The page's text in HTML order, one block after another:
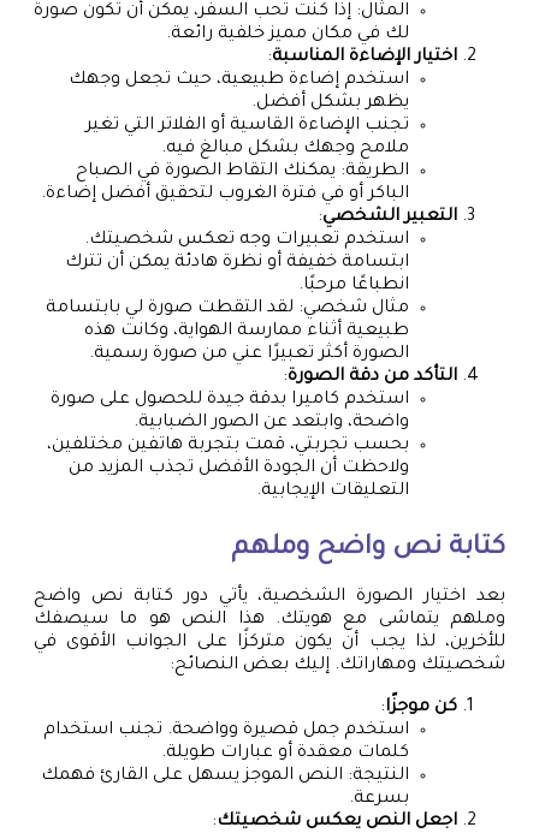
المثال: إذا كنت تحب السفر، يمكن أن تكون صورة
لك في مكان مميز خلفية رائعة.
اختيار الإضاءة المناسبة:
استخدم إضاءة طبيعية، حيث تجعل وجهك
يظهر بشكل أفضل.
تجنب الإضاءة القاسية أو الفلاتر التي تغير
ملامح وجهك بشكل مبالغ فيه.
الطريقة: يمكنك التقاط الصورة في الصباح
الباكر أو في فترة الغروب لتحقيق أفضل إضاءة.
التعبير الشخصي:
استخدم تعبيرات وجه تعكس شخصيتك.
ابتسامة خفيفة أو نظرة هادئة يمكن أن تترك
انطباعًا مرحبًا.
مثال شخصي: لقد التقطت صورة لي بابتسامة
طبيعية أثناء ممارسة الهواية، وكانت هذه
الصورة أكثر تعبيرًا عني من صورة رسمية.
التأكد من دقة الصورة:
استخدم كاميرا بدقة جيدة للحصول على صورة
واضحة، وابتعد عن الصور الضبابية.
بحسب تجربتي، قمت بتجربة هاتفين مختلفين،
ولاحظت أن الجودة الأفضل تجذب المزيد من
التعليقات الإيجابية.
كتابة نص واضح وملهم
بعد اختيار الصورة الشخصية، يأتي دور كتابة نص واضح
وملهم يتماشى مع هويتك. هذا النص هو ما سيصفك
للأخرين، لذا يجب أن يكون متركزًا على الجوانب الأقوى في
شخصيتك ومهاراتك. إليك بعض النصائح:
كن موجزًا:
استخدم جمل قصيرة وواضحة. تجنب استخدام
كلمات معقدة أو عبارات طويلة.
النتيجة: النص الموجز يسهل على القارئ فهمك
بسرعة.
اجعل النص يعكس شخصيتك: